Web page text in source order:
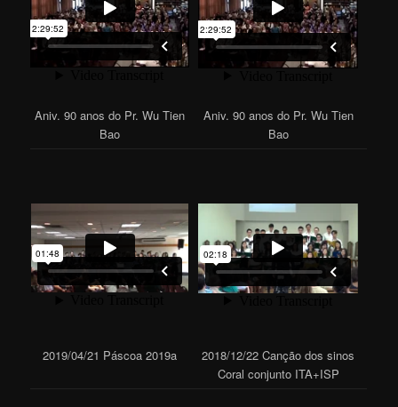
Aniv. 90 anos do Pr. Wu Tien
Bao
Aniv. 90 anos do Pr. Wu Tien
Bao
2019/04/21 Páscoa 2019a
2018/12/22 Canção dos sinos
Coral conjunto ITA+ISP